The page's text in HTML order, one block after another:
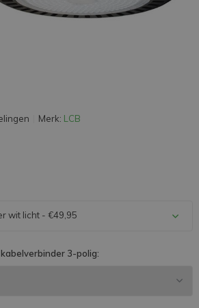
Merk: LCB
wit licht - €49,95
3-polig: